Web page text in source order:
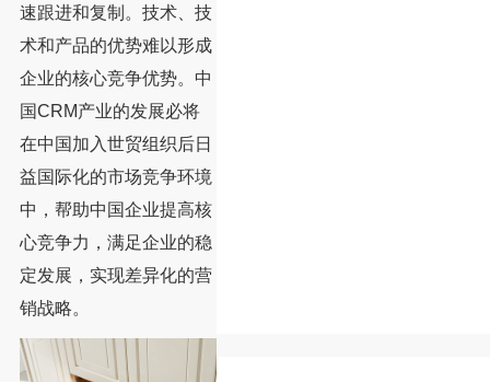
速跟进和复制。技术、技
术和产品的优势难以形成
企业的核心竞争优势。中
国CRM产业的发展必将
在中国加入世贸组织后日
益国际化的市场竞争环境
中，帮助中国企业提高核
心竞争力，满足企业的稳
定发展，实现差异化的营
销战略。